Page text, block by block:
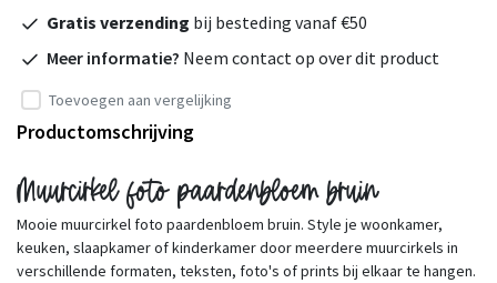
Gratis verzending bij besteding vanaf €50
Meer informatie? Neem contact op over dit product
Toevoegen aan vergelijking
Productomschrijving
Muurcirkel foto paardenbloem bruin
Mooie muurcirkel foto paardenbloem bruin. Style je woonkamer,
keuken, slaapkamer of kinderkamer door meerdere muurcirkels in
verschillende formaten, teksten, foto's of prints bij elkaar te hangen.